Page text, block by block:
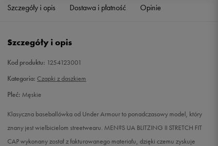
L Powiadom o dostępności
Szczegóły i opis Dostawa i płatność Opinie
Szczegóły i opis
Kod produktu: 1254123001
Kategoria: Czapki z daszkiem
Płeć: Męskie
Klasyczna baseballówka od Under Armour to ponadczasowy model, który
znany jest wielbicielom streetwearu. MEN?S UA BLITZING II STRETCH FIT
CAP wykonany został z fakturowanego materiału, dzięki czemu zyskuje